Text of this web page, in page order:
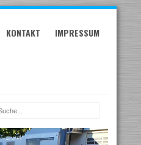
KONTAKT IMPRESSUM